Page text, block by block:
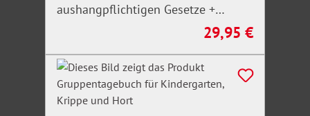
aushangpflichtigen Gesetze +
Arbeitsschutz, Gesundheitsschutz,
Regulärer Preis:
29,95 €